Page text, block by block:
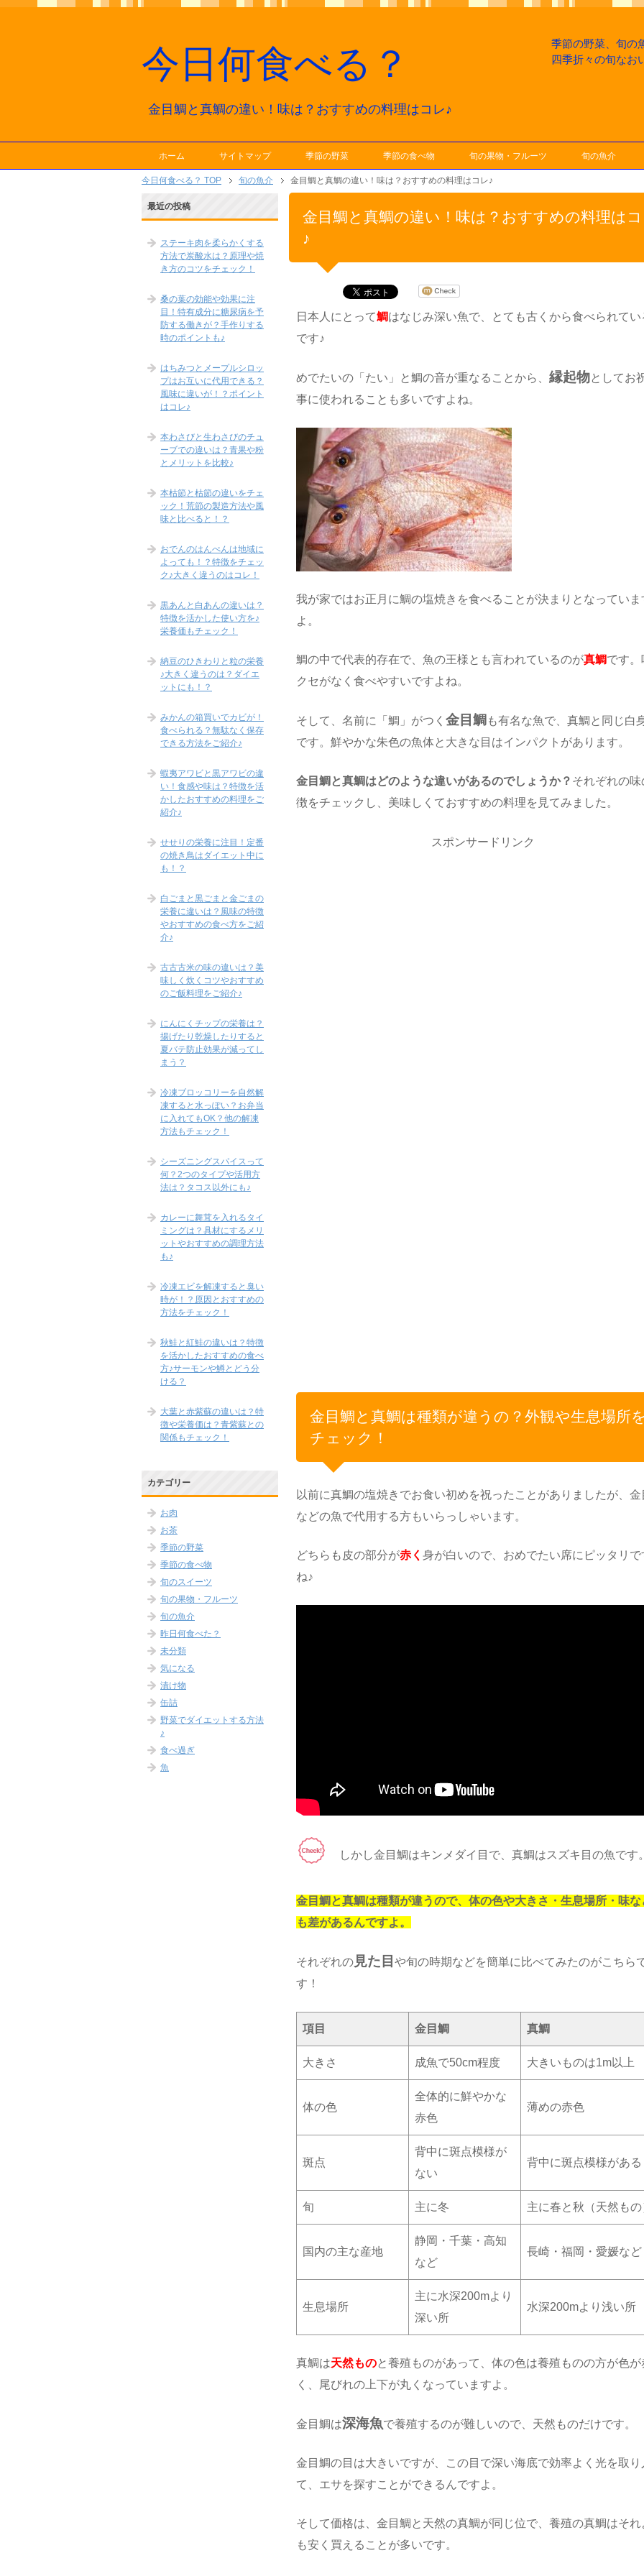
今日何食べる？
金目鯛と真鯛の違い！味は？おすすめの料理はコレ♪
季節の野菜、旬の
四季折々の旬なお
ホーム サイトマップ 季節の野菜 季節の食べ物 旬の果物・フルーツ 旬の魚介
今日何食べる？ TOP 旬の魚介 金目鯛と真鯛の違い！味は？おすすめの料理はコレ♪
金目鯛と真鯛の違い！味は？おすすめの料理は
♪
日本人にとって鯛はなじみ深い魚で、とても古くから食べられてい
です♪
めでたいの「たい」と鯛の音が重なることから、縁起物としてお
事に使われることも多いですよね。
我が家ではお正月に鯛の塩焼きを食べることが決まりとなっていま
よ。
鯛の中で代表的存在で、魚の王様とも言われているのが真鯛です。
クセがなく食べやすいですよね。
そして、名前に「鯛」がつく金目鯛 も有名な魚で、真鯛と同じ白
です。鮮やかな朱色の魚体と大きな目はインパクトがあります。
金目鯛と真鯛はどのような違いがあるのでしょうか？ それぞれの味
徴をチェックし、美味しくておすすめの料理を見てみました。
スポンサードリンク
金目鯛と真鯛は種類が違うの？外観や生息場所
チェック！
以前に真鯛の塩焼きでお食い初めを祝ったことがありましたが、金
などの魚で代用する方もいらっしゃいます。
どちらも皮の部分が赤く身が白いので、おめでたい席にピッタリで
ね♪
しかし金目鯛はキンメダイ目で、真鯛はスズキ目の魚です
金目鯛と真鯛は種類が違うので、体の色や大きさ・生息場所・味な
も差があるんですよ。
それぞれの 見た目や旬の時期などを簡単に比べてみたのがこちら
す！
項目 金目鯛 真鯛
大きさ 成魚で50cm程度 大きいものは1m以上
体の色
全体的に鮮やかな
赤色
薄めの赤色
斑点
背中に斑点模様が
ない
背中に斑点模様がある
旬 主に冬 主に春と秋（天然もの
国内の主な産地
静岡・千葉・高知
など
長崎・福岡・愛媛など
生息場所
主に水深200mより
深い所
水深200mより浅い所
真鯛は天然ものと養殖ものがあって、体の色は養殖ものの方が色が
く、尾びれの上下が丸くなっていますよ。
金目鯛は深海魚で養殖するのが難しいので、天然ものだけです。
金目鯛の目は大きいですが、この目で深い海底で効率よく光を取り
て、エサを探すことができるんですよ。
そして価格は、金目鯛と天然の真鯛が同じ位で、養殖の真鯛はそれ
も安く買えることが多いです。
最近の投稿
ステーキ肉を柔らかくする
方法で炭酸水は？原理や焼
き方のコツをチェック！
桑の葉の効能や効果に注
目！特有成分に糖尿病を予
防する働きが？手作りする
時のポイントも♪
はちみつとメープルシロッ
プはお互いに代用できる？
風味に違いが！？ポイント
はコレ♪
本わさびと生わさびのチュ
ーブでの違いは？青果や粉
とメリットを比較♪
本枯節と枯節の違いをチェ
ック！荒節の製造方法や風
味と比べると！？
おでんのはんぺんは地域に
よっても！？特徴をチェッ
ク♪大きく違うのはコレ！
黒あんと白あんの違いは？
特徴を活かした使い方を♪
栄養価もチェック！
納豆のひきわりと粒の栄養
♪大きく違うのは？ダイエ
ットにも！？
みかんの箱買いでカビが！
食べられる？無駄なく保存
できる方法をご紹介♪
蝦夷アワビと黒アワビの違
い！食感や味は？特徴を活
かしたおすすめの料理をご
紹介♪
せせりの栄養に注目！定番
の焼き鳥はダイエット中に
も！？
白ごまと黒ごまと金ごまの
栄養に違いは？風味の特徴
やおすすめの食べ方をご紹
介♪
古古古米の味の違いは？美
味しく炊くコツやおすすめ
のご飯料理をご紹介♪
にんにくチップの栄養は？
揚げたり乾燥したりすると
夏バテ防止効果が減ってし
まう？
冷凍ブロッコリーを自然解
凍すると水っぽい？お弁当
に入れてもOK？他の解凍
方法もチェック！
シーズニングスパイスって
何？2つのタイプや活用方
法は？タコス以外にも♪
カレーに舞茸を入れるタイ
ミングは？具材にするメリ
ットやおすすめの調理方法
も♪
冷凍エビを解凍すると臭い
時が！？原因とおすすめの
方法をチェック！
秋鮭と紅鮭の違いは？特徴
を活かしたおすすめの食べ
方♪サーモンや鱒とどう分
ける？
大葉と赤紫蘇の違いは？特
徴や栄養価は？青紫蘇との
関係もチェック！
カテゴリー
お肉
お茶
季節の野菜
季節の食べ物
旬のスイーツ
旬の果物・フルーツ
旬の魚介
昨日何食べた？
未分類
気になる
漬け物
缶詰
野菜でダイエットする方法
♪
食べ過ぎ
魚